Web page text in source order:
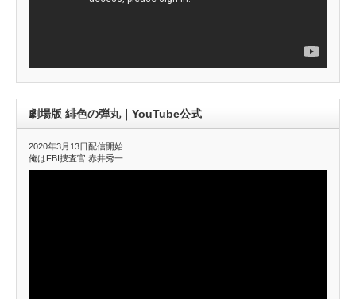
劇場版 緋色の弾丸｜YouTube公式
2020年3月13日配信開始
俺はFBI捜査官 赤井秀一